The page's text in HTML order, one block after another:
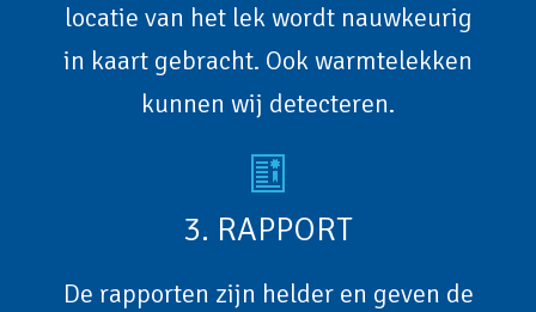
locatie van het lek wordt nauwkeurig
in kaart gebracht. Ook warmtelekken
kunnen wij detecteren.
3. RAPPORT
De rapporten zijn helder en geven de